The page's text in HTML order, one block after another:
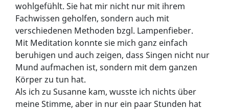
wohlgefühlt. Sie hat mir nicht nur mit ihrem
Fachwissen geholfen, sondern auch mit
verschiedenen Methoden bzgl. Lampenfieber.
Mit Meditation konnte sie mich ganz einfach
beruhigen und auch zeigen, dass Singen nicht nur
Mund aufmachen ist, sondern mit dem ganzen
Körper zu tun hat.
Als ich zu Susanne kam, wusste ich nichts über
meine Stimme, aber in nur ein paar Stunden hat